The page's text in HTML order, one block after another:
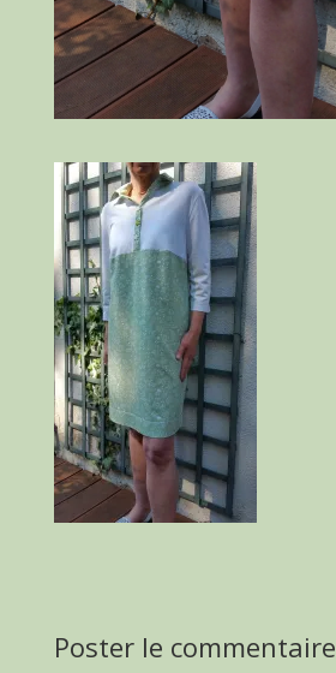
Poster le commentaire